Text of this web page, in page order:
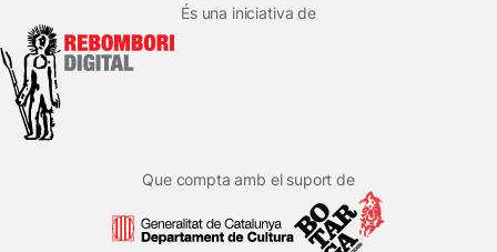
És una iniciativa de
Que compta amb el suport de